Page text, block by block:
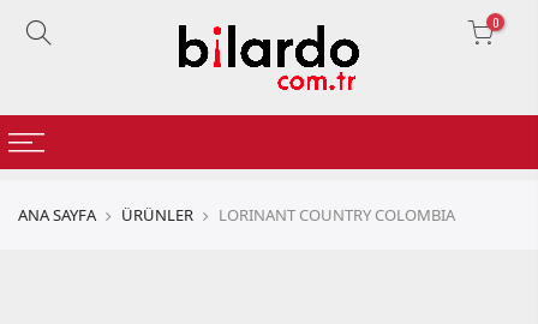
0
ANA SAYFA ÜRÜNLER LORINANT COUNTRY COLOMBIA